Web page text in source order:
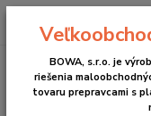
(Po-Pia, 8:30-17:00 hod.)
BOWA, s.r.o. je
riešenia
tovaru prepravcami s